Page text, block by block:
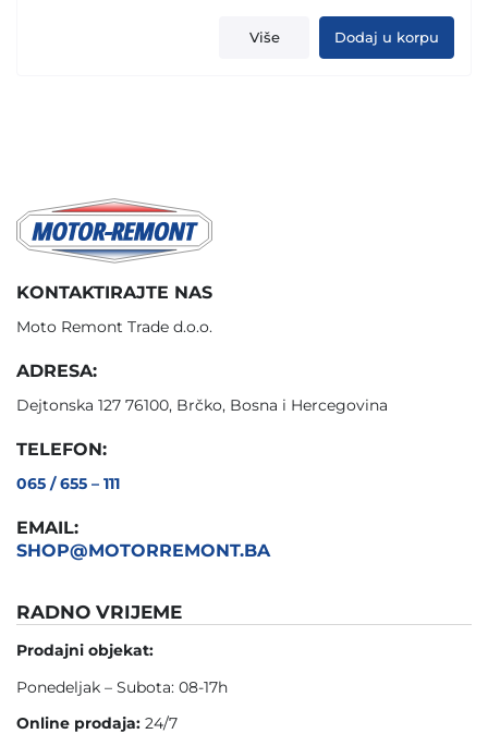
Više Dodaj u korpu
KONTAKTIRAJTE NAS
Moto Remont Trade d.o.o.
ADRESA:
Dejtonska 127 76100, Brčko, Bosna i Hercegovina
TELEFON:
065 / 655 – 111
EMAIL:
SHOP@MOTORREMONT.BA
RADNO VRIJEME
Prodajni objekat:
Ponedeljak – Subota: 08-17h
Online prodaja: 24/7